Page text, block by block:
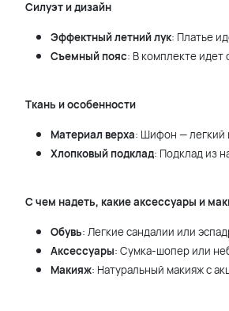
Силуэт и дизайн
Эффектный летний лук: Платье
Съемный пояс: В комплекте идет
Ткань и особенности
Материал верха: Шифон — легкий
Хлопковый подклад: Подклад из
С чем надеть, какие аксессуары и
Обувь: Легкие сандалии или
Аксессуары: Сумка-шопер или
Макияж: Натуральный макияж с